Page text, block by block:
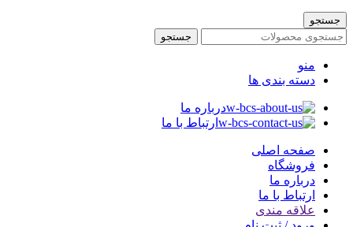
جستجو
جستجو
منو
دسته بندی ها
درباره ما
ارتباط با ما
صفحه اصلی
فروشگاه
درباره ما
ارتباط با ما
علاقه مندی